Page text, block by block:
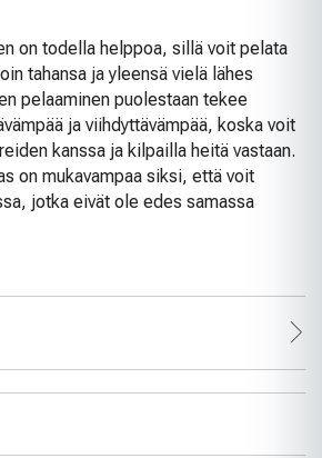
on todella helppoa, sillä voit pelata
tahansa ja yleensä vielä lähes
pelaaminen puolestaan tekee
ja viihdyttävämpää, koska voit
kanssa ja kilpailla heitä vastaan.
on mukavampaa siksi, että voit
jotka eivät ole edes samassa